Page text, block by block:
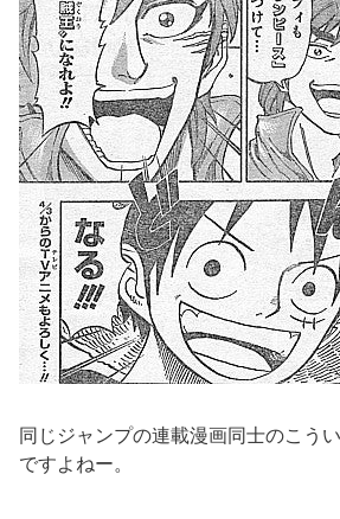
同じジャンプの連載漫画同士のこう
ですよねー。